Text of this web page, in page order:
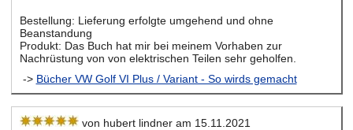
Bestellung: Lieferung erfolgte umgehend und ohne
Beanstandung
Produkt: Das Buch hat mir bei meinem Vorhaben zur
Nachrüstung von von elektrischen Teilen sehr geholfen.
-> Bücher VW Golf VI Plus / Variant - So wirds gemacht
von hubert lindner am 15.11.2021